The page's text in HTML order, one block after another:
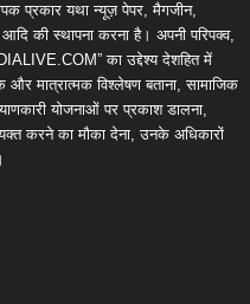
प्रकार यथा न्यूज़ पेपर, मैगजीन,
की स्थापना करना है। अपनी परिपक्व,
का उद्देश्य देशहित में
मात्रात्मक विश्लेषण बताना, सामाजिक
योजनाओं पर प्रकाश डालना,
करने का मौका देना, उनके अधिकारों